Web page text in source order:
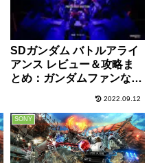
SDガンダム バトルアライ
アンス レビュー＆攻略ま
とめ：ガンダムファンなら
ー！おすすめ最強機体など
もご紹介！
2022.09.12
SONY